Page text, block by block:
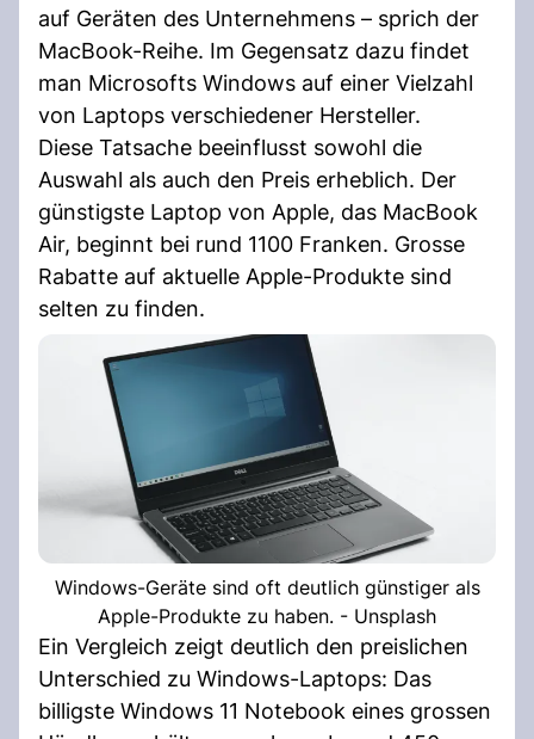
auf Geräten des Unternehmens – sprich der
MacBook-Reihe. Im Gegensatz dazu findet
man Microsofts Windows auf einer Vielzahl
von Laptops verschiedener Hersteller.
Diese Tatsache beeinflusst sowohl die
Auswahl als auch den Preis erheblich. Der
günstigste Laptop von Apple, das MacBook
Air, beginnt bei rund 1100 Franken. Grosse
Rabatte auf aktuelle Apple-Produkte sind
selten zu finden.
Windows-Geräte sind oft deutlich günstiger als
Apple-Produkte zu haben. - Unsplash
Ein Vergleich zeigt deutlich den preislichen
Unterschied zu Windows-Laptops: Das
billigste Windows 11 Notebook eines grossen